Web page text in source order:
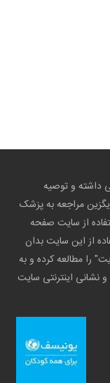
داشته و توصیه
مراجعه به پزشک
از سایت صفحه
از این سایت بدان
را مطالعه کرده و به
نشانی اینترنتی سایت